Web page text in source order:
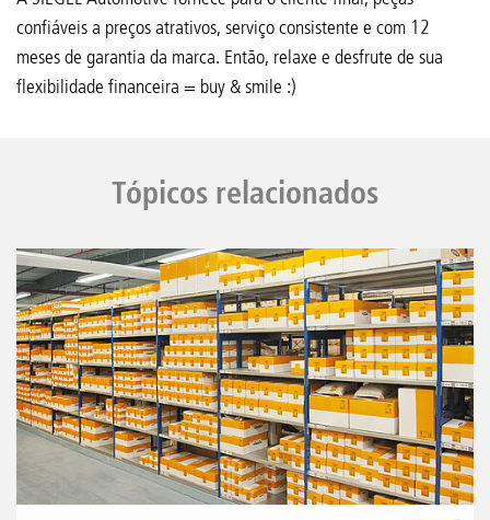
confiáveis a preços atrativos, serviço consistente e com 12
meses de garantia da marca. Então, relaxe e desfrute de sua
flexibilidade financeira = buy & smile :)
Tópicos relacionados